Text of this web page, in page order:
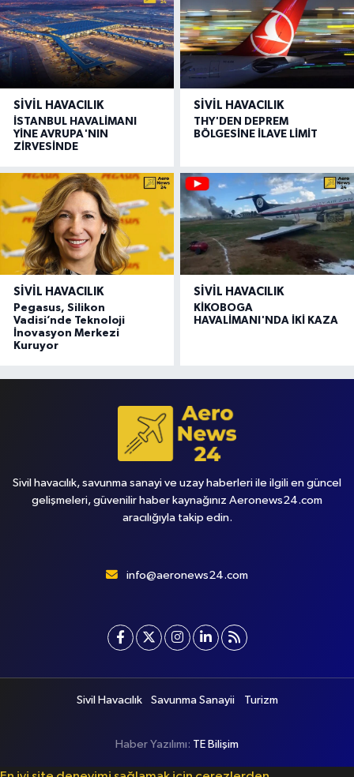
SIVIL HAVACILIK
İSTANBUL HAVALİMANI
YİNE AVRUPA'NIN
ZİRVESİNDE
SIVIL HAVACILIK
THY'DEN DEPREM
BÖLGESİNE İLAVE LİMİT
SIVIL HAVACILIK
Pegasus, Silikon
Vadisi’nde Teknoloji
İnovasyon Merkezi
Kuruyor
SIVIL HAVACILIK
KİKOBOGA
HAVALİMANI'NDA İKİ KAZA
Sivil havacılık, savunma sanayi ve uzay haberleri ile ilgili en güncel
gelişmeleri, güvenilir haber kaynağınız Aeronews24.com
aracılığıyla takip edin.
info@aeronews24.com
Sivil Havacılık Savunma Sanayii Turizm
Haber Yazılımı: TE Bilişim